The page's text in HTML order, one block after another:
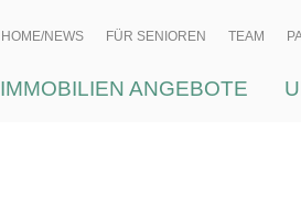
HOME/NEWS FÜR SENIOREN TEAM
IMMOBILIEN ANGEBOTE